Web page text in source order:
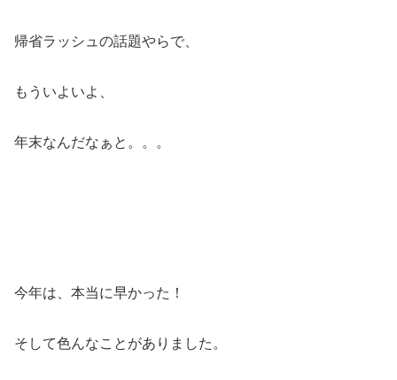
帰省ラッシュの話題やらで、
もういよいよ、
年末なんだなぁと。。。
今年は、本当に早かった！
そして色んなことがありました。